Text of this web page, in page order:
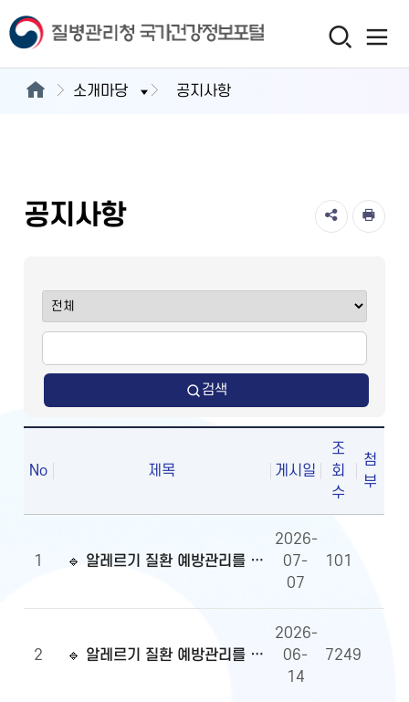
소개마당 공지사항
공지사항
검색
No 제목 게시일
조
회
수
첨
부
1 🔹 알레르기 질환 예방관리를 위한 알자내몸 이벤트 당첨자 발표
2026-
07-
07
101
2 🔹 알레르기 질환 예방관리를 위한 알자내몸 이벤트
2026-
06-
14
7249